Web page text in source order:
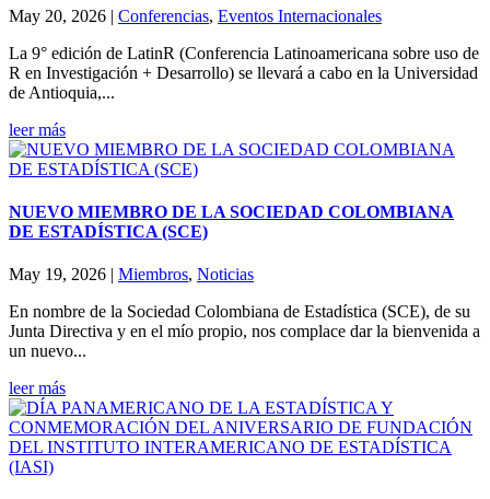
May 20, 2026 | Conferencias, Eventos Internacionales
La 9° edición de LatinR (Conferencia Latinoamericana sobre uso de
R en Investigación + Desarrollo) se llevará a cabo en la Universidad
de Antioquia,...
leer más
NUEVO MIEMBRO DE LA SOCIEDAD COLOMBIANA
DE ESTADÍSTICA (SCE)
May 19, 2026 | Miembros, Noticias
En nombre de la Sociedad Colombiana de Estadística (SCE), de su
Junta Directiva y en el mío propio, nos complace dar la bienvenida a
un nuevo...
leer más